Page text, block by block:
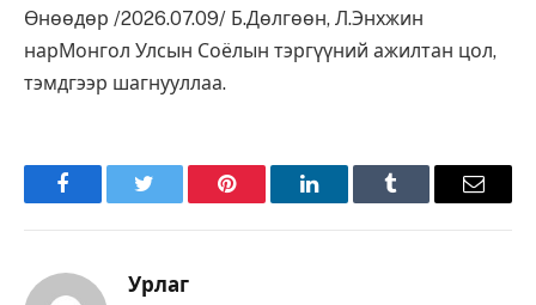
Өнөөдөр /2026.07.09/ Б.Дөлгөөн, Л.Энхжин
нарМонгол Улсын Соёлын тэргүүний ажилтан цол,
тэмдгээр шагнууллаа.
FacebookTwitter Pinterest LinkedInTumblr Имэйл
Урлаг